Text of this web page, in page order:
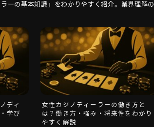
ーの基本知識」をわかりやすく紹介。業界理解の
ディ
学び
女性カジノディーラーの働き方と
は？働き方・強み・将来性をわかり
やすく解説